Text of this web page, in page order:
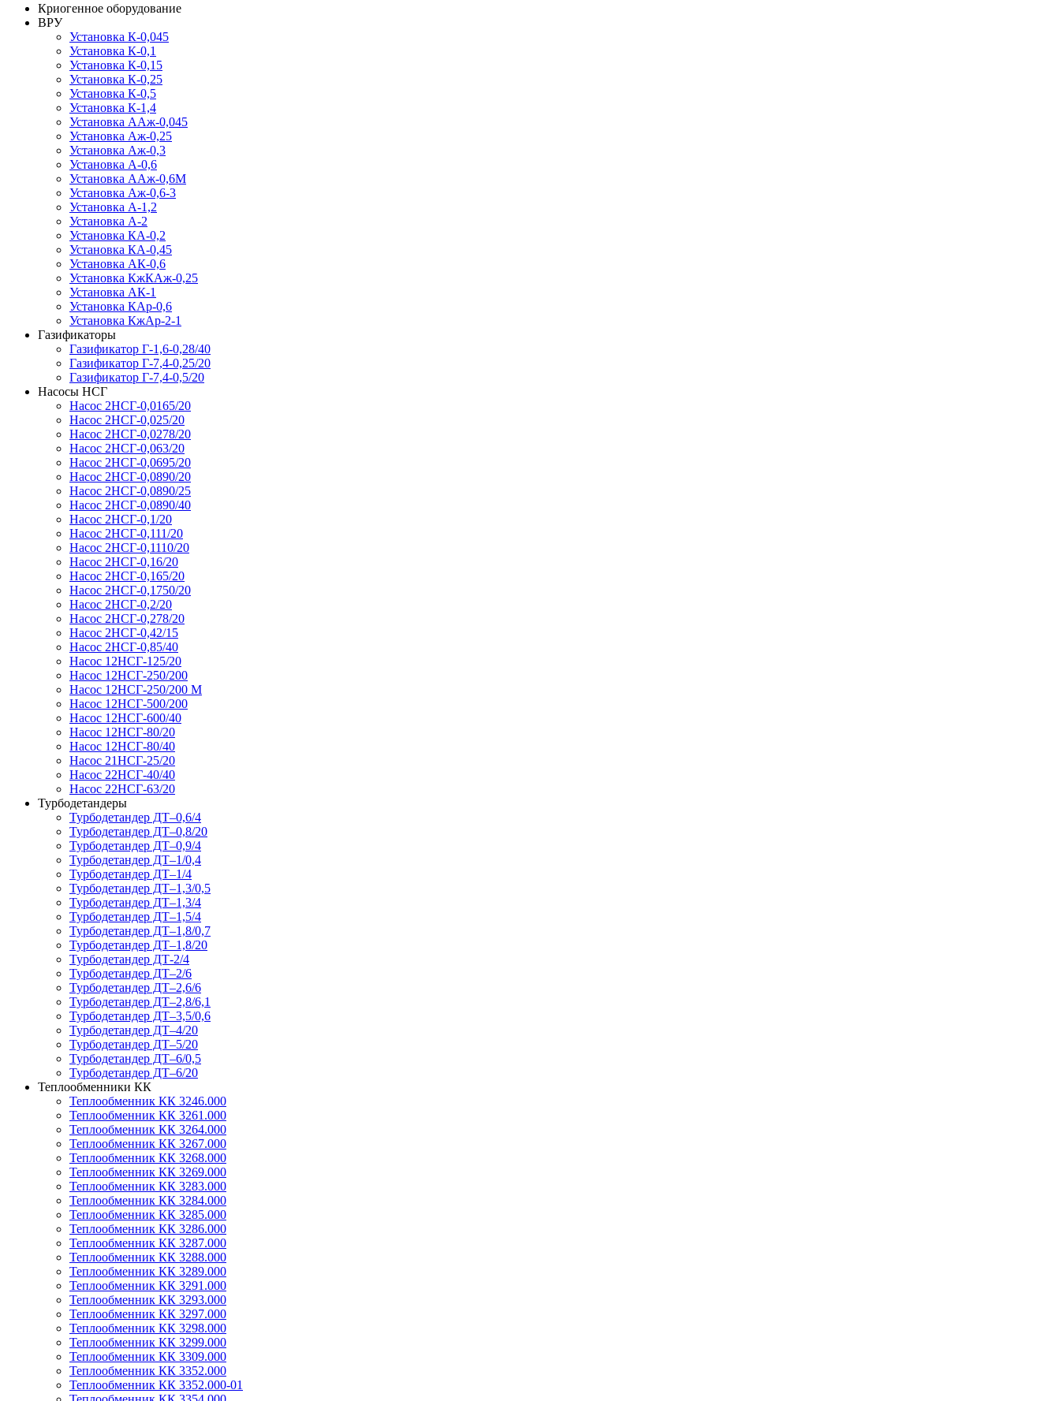
Криогенное оборудование
ВРУ
Установка К-0,045
Установка К-0,1
Установка К-0,15
Установка К-0,25
Установка К-0,5
Установка К-1,4
Установка ААж-0,045
Установка Аж-0,25
Установка Аж-0,3
Установка А-0,6
Установка ААж-0,6М
Установка Аж-0,6-3
Установка А-1,2
Установка А-2
Установка КА-0,2
Установка КА-0,45
Установка АК-0,6
Установка КжКАж-0,25
Установка АК-1
Установка КАр-0,6
Установка КжАр-2-1
Газификаторы
Газификатор Г-1,6-0,28/40
Газификатор Г-7,4-0,25/20
Газификатор Г-7,4-0,5/20
Насосы НСГ
Насос 2НСГ-0,0165/20
Насос 2НСГ-0,025/20
Насос 2НСГ-0,0278/20
Насос 2НСГ-0,063/20
Насос 2НСГ-0,0695/20
Насос 2НСГ-0,0890/20
Насос 2НСГ-0,0890/25
Насос 2НСГ-0,0890/40
Насос 2НСГ-0,1/20
Насос 2НСГ-0,111/20
Насос 2НСГ-0,1110/20
Насос 2НСГ-0,16/20
Насос 2НСГ-0,165/20
Насос 2НСГ-0,1750/20
Насос 2НСГ-0,2/20
Насос 2НСГ-0,278/20
Насос 2НСГ-0,42/15
Насос 2НСГ-0,85/40
Насос 12НСГ-125/20
Насос 12НСГ-250/200
Насос 12НСГ-250/200 М
Насос 12НСГ-500/200
Насос 12НСГ-600/40
Насос 12НСГ-80/20
Насос 12НСГ-80/40
Насос 21НСГ-25/20
Насос 22НСГ-40/40
Насос 22НСГ-63/20
Турбодетандеры
Турбодетандер ДТ–0,6/4
Турбодетандер ДТ–0,8/20
Турбодетандер ДТ–0,9/4
Турбодетандер ДТ–1/0,4
Турбодетандер ДТ–1/4
Турбодетандер ДТ–1,3/0,5
Турбодетандер ДТ–1,3/4
Турбодетандер ДТ–1,5/4
Турбодетандер ДТ–1,8/0,7
Турбодетандер ДТ–1,8/20
Турбодетандер ДТ-2/4
Турбодетандер ДТ–2/6
Турбодетандер ДТ–2,6/6
Турбодетандер ДТ–2,8/6,1
Турбодетандер ДТ–3,5/0,6
Турбодетандер ДТ–4/20
Турбодетандер ДТ–5/20
Турбодетандер ДТ–6/0,5
Турбодетандер ДТ–6/20
Теплообменники КК
Теплообменник КК 3246.000
Теплообменник КК 3261.000
Теплообменник КК 3264.000
Теплообменник КК 3267.000
Теплообменник КК 3268.000
Теплообменник КК 3269.000
Теплообменник КК 3283.000
Теплообменник КК 3284.000
Теплообменник КК 3285.000
Теплообменник КК 3286.000
Теплообменник КК 3287.000
Теплообменник КК 3288.000
Теплообменник КК 3289.000
Теплообменник КК 3291.000
Теплообменник КК 3293.000
Теплообменник КК 3297.000
Теплообменник КК 3298.000
Теплообменник КК 3299.000
Теплообменник КК 3309.000
Теплообменник КК 3352.000
Теплообменник КК 3352.000-01